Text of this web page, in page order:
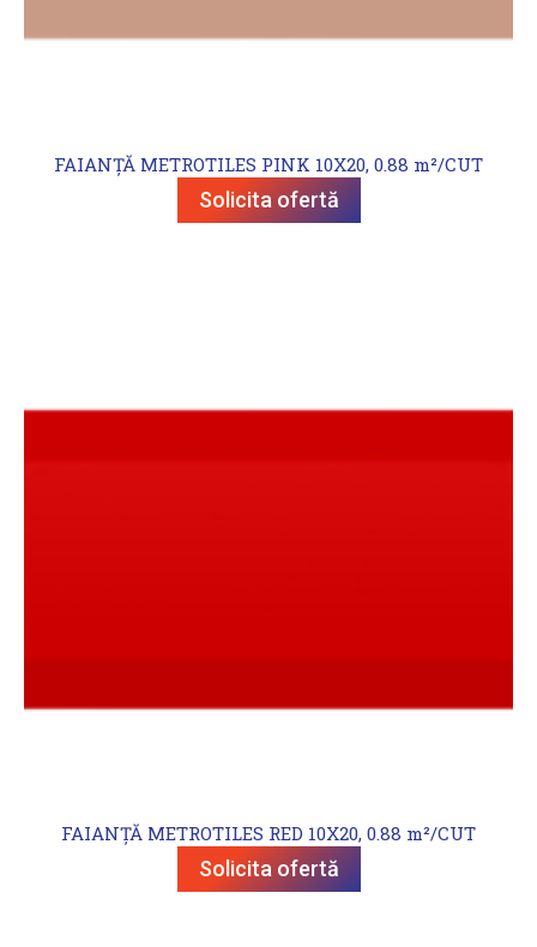
FAIANȚĂ METROTILES PINK 10X20, 0.88 m²/CUT
Solicita ofertă
FAIANȚĂ METROTILES RED 10X20, 0.88 m²/CUT
Solicita ofertă